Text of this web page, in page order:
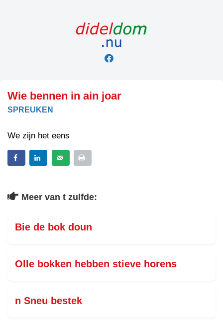
Wie bennen in ain joar
SPREUKEN
We zijn het eens
Meer van t zulfde:
Bie de bok doun
Olle bokken hebben stieve horens
n Sneu bestek